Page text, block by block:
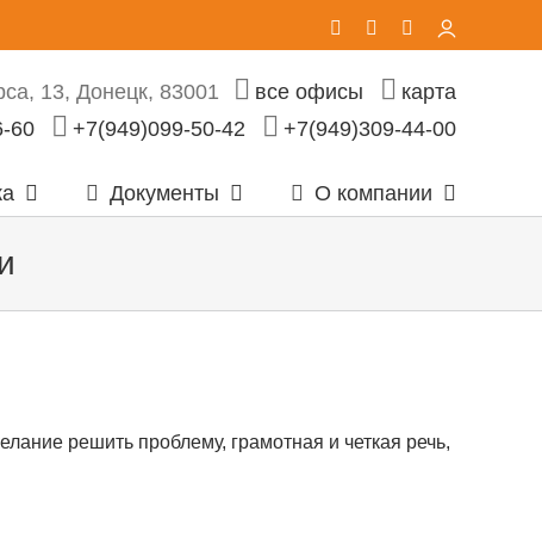
Telegram
EmailЛичный
кабинет
13, Донецк, 83001 все офисы
карта
60
+7(949)099-50-42 +7(949)309-44-00
Документы О компании
решить проблему, грамотная и четкая речь,